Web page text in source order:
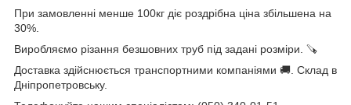
При замовленні менше 100кг діє роздрібна ціна збільшена на
30%.
Виробляємо різання безшовних труб під задані розміри. 🪚
Доставка здійснюється транспортними компаніями 🚚. Склад в
Дніпропетровську.